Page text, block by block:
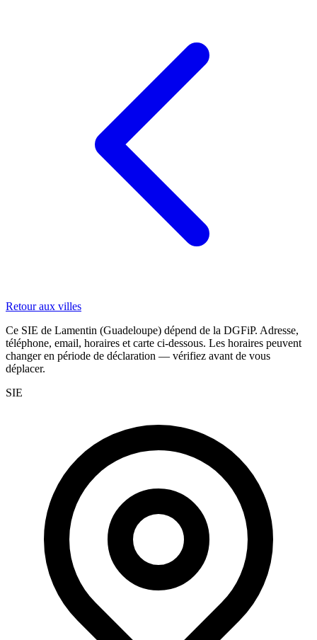
Retour aux villes
Ce SIE de Lamentin (Guadeloupe) dépend de la DGFiP. Adresse,
téléphone, email, horaires et carte ci-dessous. Les horaires peuvent
changer en période de déclaration — vérifiez avant de vous
déplacer.
SIE